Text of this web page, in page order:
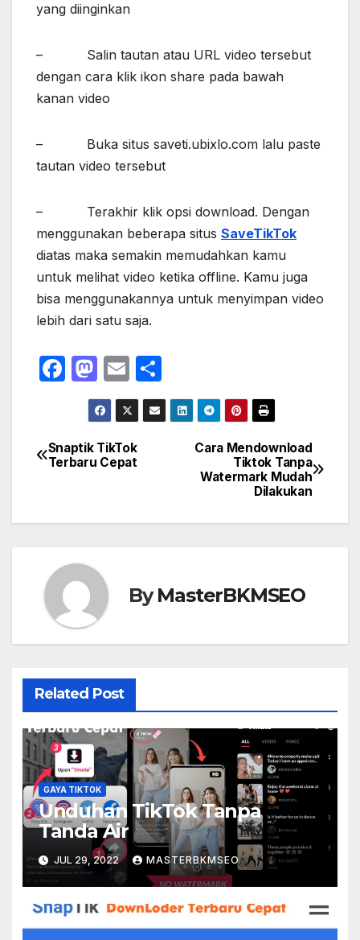
yang diinginkan
– Salin tautan atau URL video tersebut
dengan cara klik ikon share pada bawah
kanan video
– Buka situs saveti.ubixlo.com lalu paste
tautan video tersebut
– Terakhir klik opsi download. Dengan
menggunakan beberapa situs SaveTikTok
diatas maka semakin memudahkan kamu
untuk melihat video ketika offline. Kamu juga
bisa menggunakannya untuk menyimpan video
lebih dari satu saja.
F
e
b
o
M
a
st
o
d
n
E
m
ail
h
ar
Navigasi
Cara Mendownload
Tiktok Tanpa
Watermark Mudah
Dilakukan
Snaptik TikTok
Terbaru Cepat
ByMasterBKMSEO
Related Post
GAYA TIKTOK
Unduhan TikTok Tanpa
Tanda Air
JUL 29, 2022 MASTERBKMSEO